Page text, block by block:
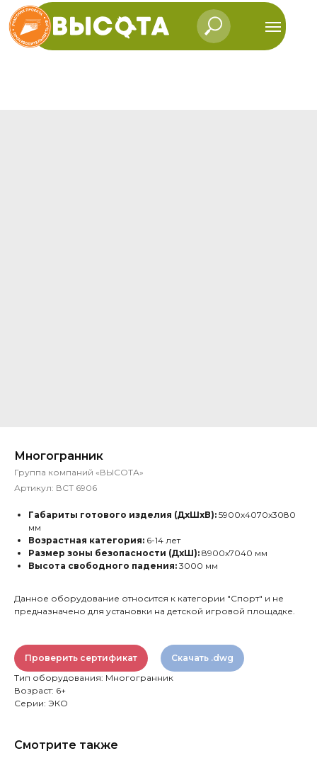
Многогранник
Группа компаний «ВЫСОТА»
Артикул: ВСТ 6906
Габариты готового изделия (ДхШхВ): 5900х4070х3080
мм
Возрастная категория: 6-14 лет
Размер зоны безопасности (ДхШ): 8900х7040 мм
Высота свободного падения: 3000 мм
Данное оборудование относится к категории "Спорт" и не
предназначено для установки на детской игровой площадке.
Проверить сертификат
Скачать .dwg
Тип оборудования: Многогранник
Возраст: 6+
Серии: ЭКО
Смотрите также